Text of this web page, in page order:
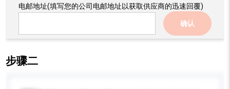
电邮地址(填写您的公司电邮地址以获取供应商的迅速回覆)
确认
步骤二